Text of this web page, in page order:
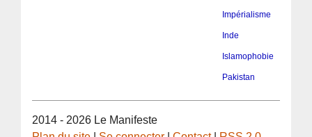
Impérialisme
Inde
Islamophobie
Pakistan
2014 - 2026 Le Manifeste